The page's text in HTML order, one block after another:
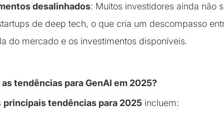
desalinhados: Muitos investidores ainda não
de deep tech, o que cria um descompasso
do mercado e os investimentos disponíveis.
as tendências para GenAI em 2025?
principais tendências para 2025 incluem: